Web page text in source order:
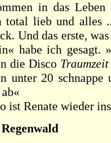
in das
total lieb und alles
Und das erste,
habe ich gesagt.
die Disco
unter 20
Renate wieder